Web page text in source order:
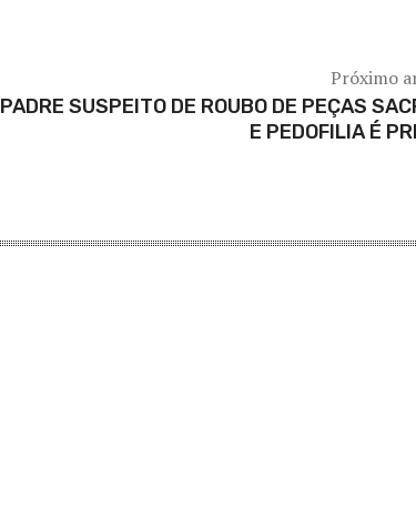
Próximo
PADRE SUSPEITO DE ROUBO DE PEÇAS
E PEDOFILIA É